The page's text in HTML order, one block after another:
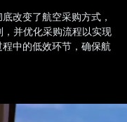
改变了航空采购方式，
并优化采购流程以实现
中的低效环节，确保航